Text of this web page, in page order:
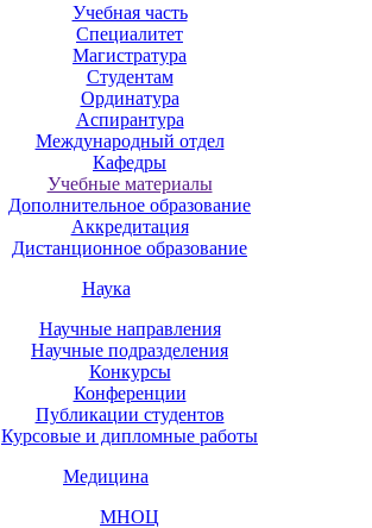
Учебная часть
Специалитет
Магистратура
Студентам
Ординатура
Аспирантура
Международный отдел
Кафедры
Учебные материалы
Дополнительное образование
Аккредитация
Дистанционное образование
Наука
Научные направления
Научные подразделения
Конкурсы
Конференции
Публикации студентов
Курсовые и дипломные работы
Медицина
МНОЦ